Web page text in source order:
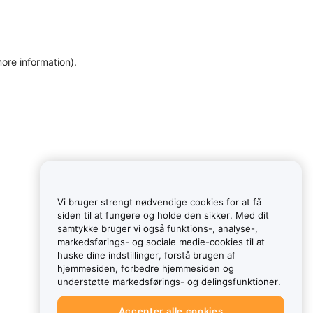
information).
Vi bruger strengt nødvendige cookies for at få
siden til at fungere og holde den sikker. Med dit
samtykke bruger vi også funktions-, analyse-,
markedsførings- og sociale medie-cookies til at
huske dine indstillinger, forstå brugen af
hjemmesiden, forbedre hjemmesiden og
understøtte markedsførings- og delingsfunktioner.